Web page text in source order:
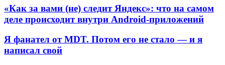
«Как за вами (не) следит Яндекс»: что на самом
деле происходит внутри Android-приложений
Я фанател от MDT. Потом его не стало — и я
написал свой